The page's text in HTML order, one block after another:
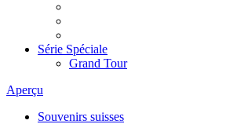
Série Spéciale
Grand Tour
Aperçu
Souvenirs suisses